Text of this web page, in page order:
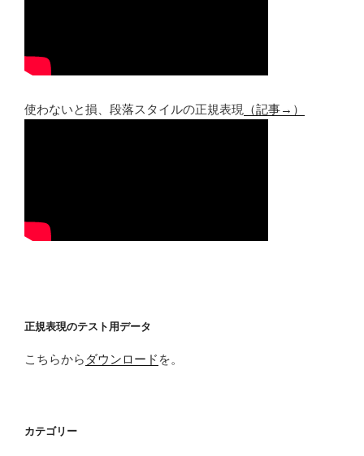
使わないと損、段落スタイルの正規表現 （記事→）
正規表現のテスト用データ
こちらから ダウンロード を。
カテゴリー